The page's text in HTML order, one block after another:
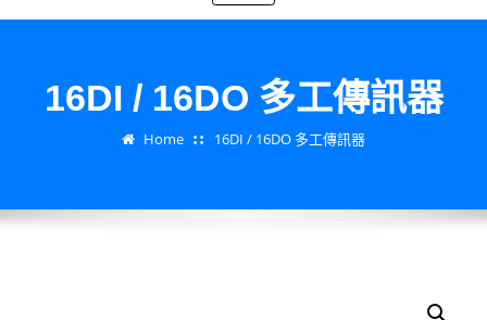
16DI / 16DO 多工傳訊器
Home 16DI / 16DO 多工傳訊器